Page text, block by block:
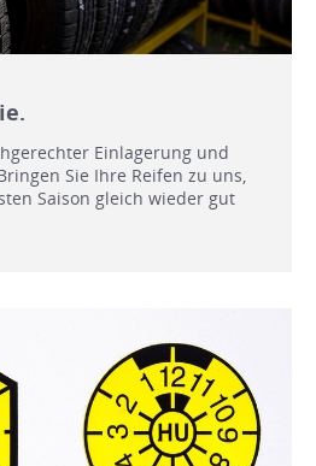
Einlagerung und
Sie Ihre Reifen zu uns,
Saison gleich wieder gut